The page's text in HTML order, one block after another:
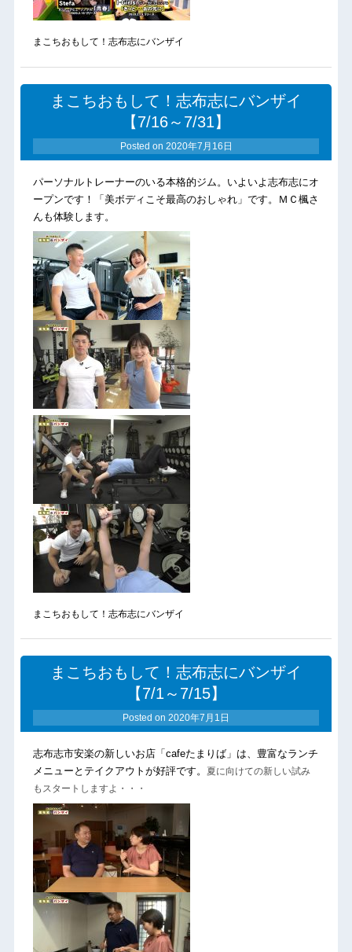
まこちおもして！志布志にバンザイ
まこちおもして！志布志にバンザイ
【7/16～7/31】
Posted on 2020年7月16日
パーソナルトレーナーのいる本格的ジム。いよいよ志布志にオ
ープンです！「美ボディこそ最高のおしゃれ」です。ＭＣ楓さ
んも体験します。
まこちおもして！志布志にバンザイ
まこちおもして！志布志にバンザイ
【7/1～7/15】
Posted on 2020年7月1日
志布志市安楽の新しいお店「cafeたまりば」は、豊富なランチ
メニューとテイクアウトが好評です。 夏に向けての新しい試み
もスタートしますよ・・・